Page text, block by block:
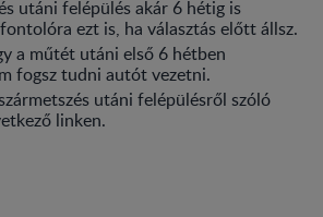
utáni felépülés akár 6 hétig is
ezt is, ha választás előtt állsz.
a műtét utáni első 6 hétben
fogsz tudni autót vezetni.
utáni felépülésről szóló
linken.